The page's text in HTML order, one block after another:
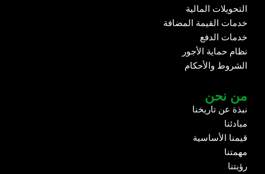
التحويلات المالية
خدمات القيمة المضافة
خدمات الدفع
نظام حماية الأجور
الشروط والأحكام
من نحن
نبذة عن تاريخنا
مبادئنا
قيمنا الأساسية
مهمتنا
رؤيتنا